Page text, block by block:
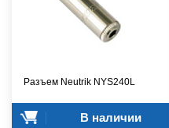
Разъем Neutrik NYS240L
В наличии